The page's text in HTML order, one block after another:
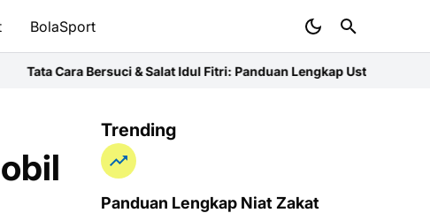
BolaSport
& Salat Idul Fitri: Panduan Lengkap UstazNiat Zakat Fitrah untuk
Trending
Panduan Lengkap Niat Zakat